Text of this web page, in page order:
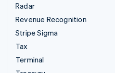
Radar
Revenue Recognition
Stripe Sigma
Tax
Terminal